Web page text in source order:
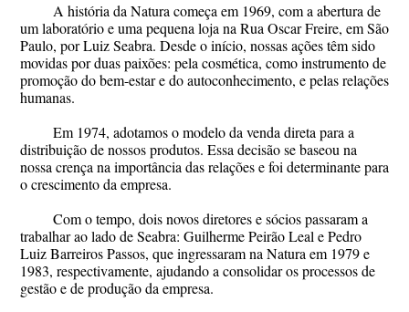
A história da Natura começa em 1969, com a abertura de
um laboratório e uma pequena loja na Rua Oscar Freire, em São
Paulo, por Luiz Seabra. Desde o início, nossas ações têm sido
movidas por duas paixões: pela cosmética, como instrumento de
promoção do bem-estar e do autoconhecimento, e pelas relações
humanas.
Em 1974, adotamos o modelo da venda direta para a
distribuição de nossos produtos. Essa decisão se baseou na
nossa crença na importância das relações e foi determinante para
o crescimento da empresa.
Com o tempo, dois novos diretores e sócios passaram a
trabalhar ao lado de Seabra: Guilherme Peirão Leal e Pedro
Luiz Barreiros Passos, que ingressaram na Natura em 1979 e
1983, respectivamente, ajudando a consolidar os processos de
gestão e de produção da empresa.